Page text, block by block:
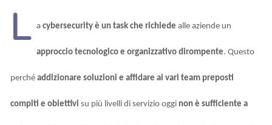
L acybersecurity è un task che richiede alle aziende un
approccio tecnologico e organizzativo dirompente. Questo
perchéaddizionare soluzioni e affidare ai vari team preposti
compiti e obiettivi su più livelli di servizio oggi non è sufficiente a